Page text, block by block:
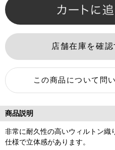
商品説明
非常に耐久性の高いウィルトン織
仕様で立体感があります。